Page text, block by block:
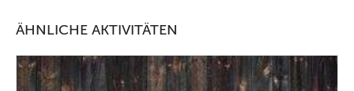
ÄHNLICHE AKTIVITÄTEN